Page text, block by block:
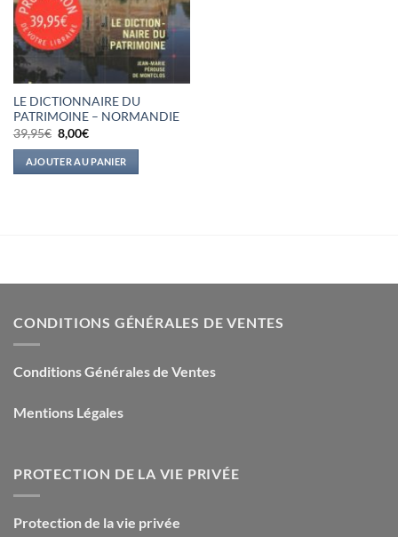
LE DICTIONNAIRE DU
PATRIMOINE – NORMANDIE
39,95€ Le
prix
initial
était :
39,95€.
8,00€Le
actuel
est :
8,00€.
AJOUTER AU PANIER
CONDITIONS GÉNÉRALES DE VENTES
Conditions Générales de Ventes
Mentions Légales
PROTECTION DE LA VIE PRIVÉE
Protection de la vie privée